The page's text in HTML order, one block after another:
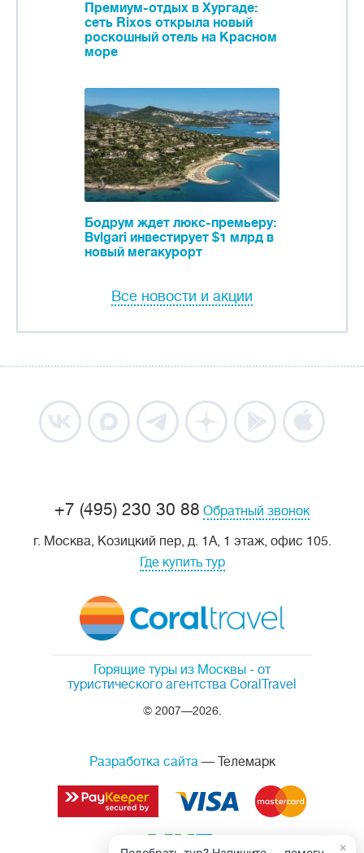
Премиум-отдых в Хургаде:
сеть Rixos открыла новый
роскошный отель на Красном
море
Бодрум ждет люкс-премьеру:
Bvlgari инвестирует $1 млрд в
новый мегакурорт
Все новости и акции
Горящие туры из Москвы - от
туристического агентства CoralTravel
© 2007—2026.
+7 (495) 230 30 88 Обратный звонок
г. Москва, Козицкий пер, д. 1А, 1 этаж, офис 105.
Где купить тур
Разработка сайта— Телемарк
×